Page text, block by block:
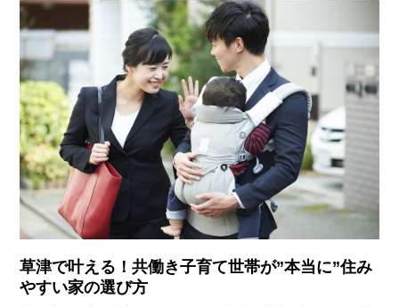
草津で叶える！共働き子育て世帯が”本当に”住み
やすい家の選び方